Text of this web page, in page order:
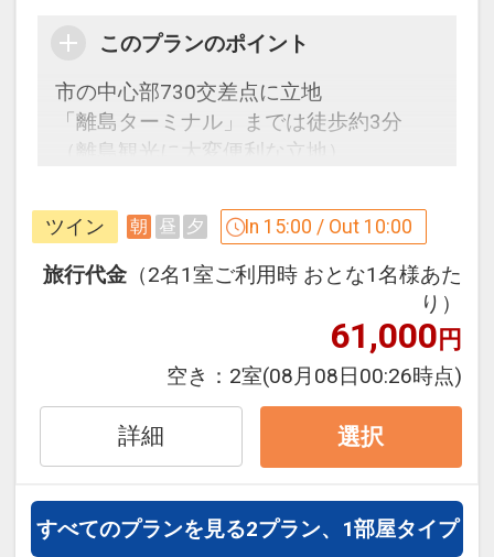
また、朝は5時30分から入浴可能ですの
ます。
大浴場にはじんわりと汗をかいてリフレ
ッシュできるミストサウナを併設してい
利用時間
14：00～22：00（最終入場21：30）
※営業時間や内容などが変更となる場合
30日
インターネットコース番号：DP-1-
このプランのポイント
市の中心部730交差点に立地
「離島ターミナル」までは徒歩約3分
（離島観光に大変便利な立地）
大浴場のご案内
ゆったりとくつろげる大きな浴槽は、坪
庭に植えられた八重山諸島に生息する豊
かな木々が照らし出され、幻想的な雰囲
のんびりと湯につかり広々とした浴場で
手足を伸ばし、落ち着きのある空間で寛
ぎのひとときをお過ごしください。
でご出発前の朝風呂もお楽しみいただけ
ます。
ツイン 朝 昼 夕 In 15:00 / Out 10:00
旅行代金 （2名1室ご利用時 おとな1名様あた
り）
61,000円
空き： 2室(08月08日00:26時点)
詳細 選択
すべてのプランを見る2プラン、1部屋タイプ